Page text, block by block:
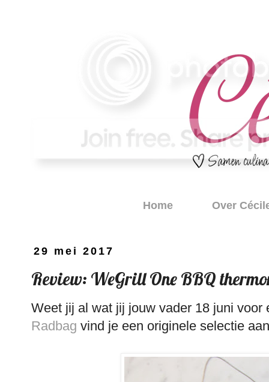
Home Over
29 mei 2017
Review: WeGrill One BBQ
Weet jij al wat jij jouw vader 18 juni voor
Radbag vind je een originele selectie